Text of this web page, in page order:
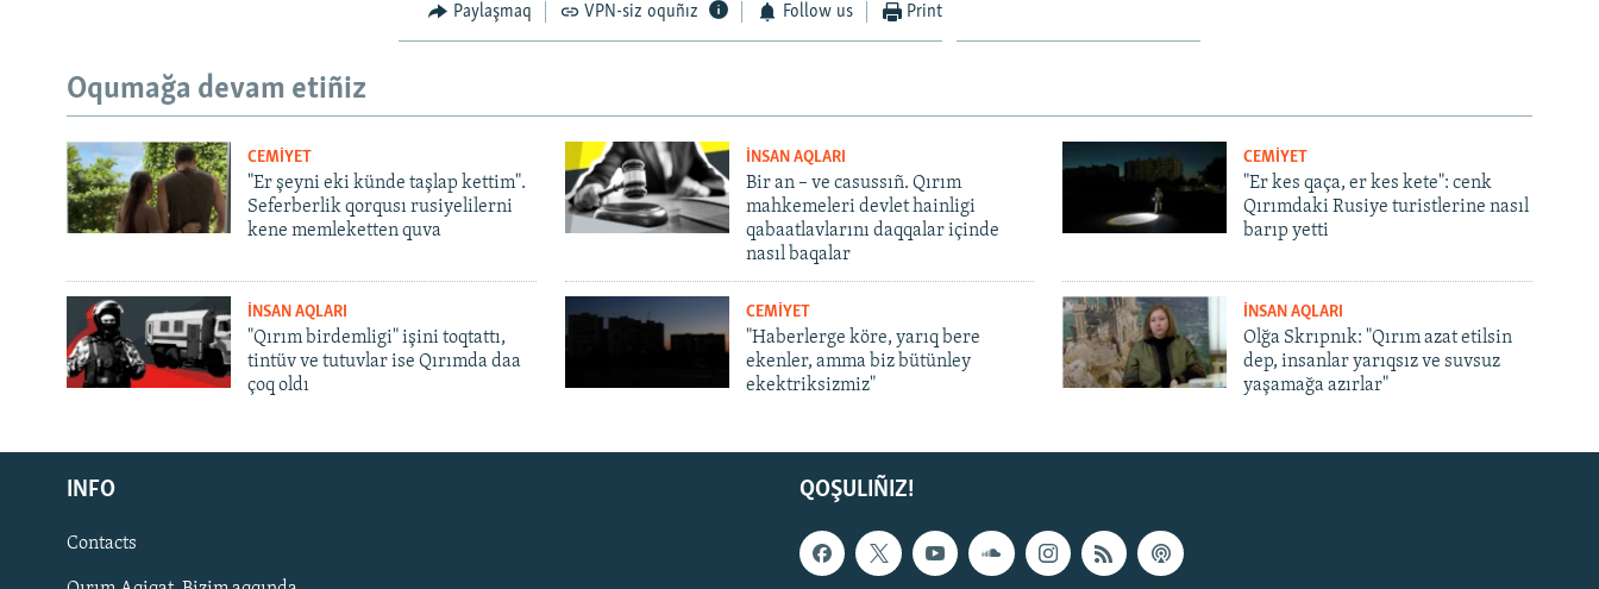
Русский
Українською
QOŞULIÑIZ!
Paylaşmaq VPN-siz oquñız Follow us Print
Oqumağa devam etiñiz
CEMİYET
"Er şeyni eki künde taşlap kettim".
Seferberlik qorqusı rusiyelilerni
kene memleketten quva
İNSAN AQLARI
Bir an – ve casussıñ. Qırım
mahkemeleri devlet hainligi
qabaatlavlarını daqqalar içinde
nasıl baqalar
CEMİYET
"Er kes qaça, er kes kete": cenk
Qırımdaki Rusiye turistlerine nasıl
barıp yetti
İNSAN AQLARI
"Qırım birdemligi" işini toqtattı,
tintüv ve tutuvlar ise Qırımda daa
çoq oldı
CEMİYET
"Haberlerge köre, yarıq bere
ekenler, amma biz bütünley
ekektriksizmiz"
İNSAN AQLARI
Olğa Skrıpnık: "Qırım azat etilsin
dep, insanlar yarıqsız ve suvsuz
yaşamağa azırlar"
QOŞULIÑIZ!
INFO
Contacts